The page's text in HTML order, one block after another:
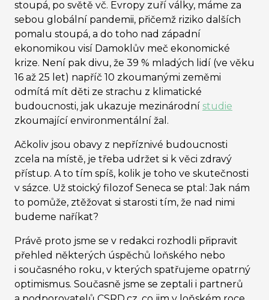
stoupá, po světě vč. Evropy zuří války, máme za
sebou globální pandemii, přičemž riziko dalších
pomalu stoupá, a do toho nad západní
ekonomikou visí Damoklův meč ekonomické
krize. Není pak divu, že 39 % mladých lidí (ve věku
16 až 25 let) napříč 10 zkoumanými zeměmi
odmítá mít děti ze strachu z klimatické
budoucnosti, jak ukazuje mezinárodní studie
zkoumající environmentální žal.
Ačkoliv jsou obavy z nepříznivé budoucnosti
zcela na místě, je třeba udržet si k věci zdravý
přístup. A to tím spíš, kolik je toho ve skutečnosti
v sázce. Už stoický filozof Seneca se ptal: Jak nám
to pomůže, ztěžovat si starosti tím, že nad nimi
budeme naříkat?
Právě proto jsme se v redakci rozhodli připravit
přehled některých úspěchů loňského nebo
i současného roku, v kterých spatřujeme opatrný
optimismus. Současně jsme se zeptali i partnerů